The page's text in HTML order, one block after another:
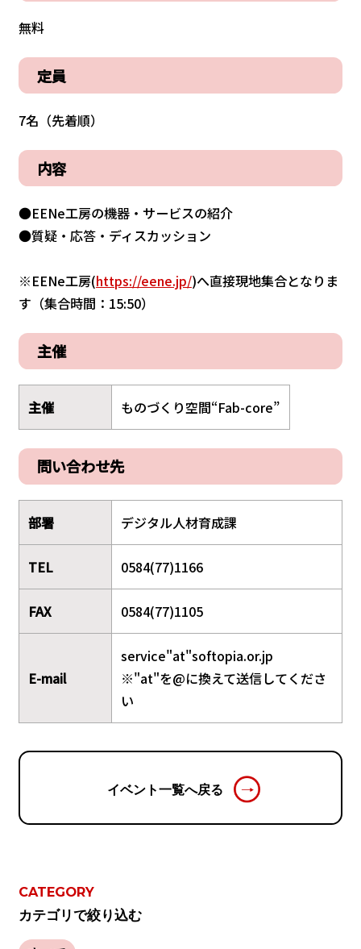
CATEGORY
カテゴリで絞り込む
無料
定員
7名（先着順）
内容
●EENe工房の機器・サービスの紹介
●質疑・応答・ディスカッション
※EENe工房(https://eene.jp/)へ直接現地集合となりま
す（集合時間：15:50）
主催
主催 ものづくり空間“Fab-core”
問い合わせ先
部署 デジタル人材育成課
TEL 0584(77)1166
FAX 0584(77)1105
E-mail
service"at"softopia.or.jp
※"at"を@に換えて送信してくださ
い
イベント一覧へ戻る